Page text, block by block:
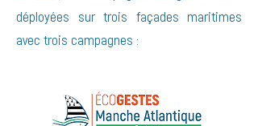
déployées sur trois façades maritimes
avec trois campagnes :